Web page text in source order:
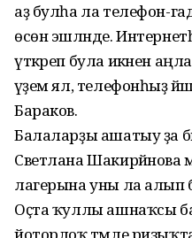
аҙ булһа ла телефон-
өсөн эшләнде.
үткәреп була икәнен
әүҙем ял, телефонһыҙ
Бараков.
Балаларҙы ашатыу ҙа
Светлана Шакирйәнова
лагерына уны ла алып
Оҫта ҡуллы ашнаҡсы